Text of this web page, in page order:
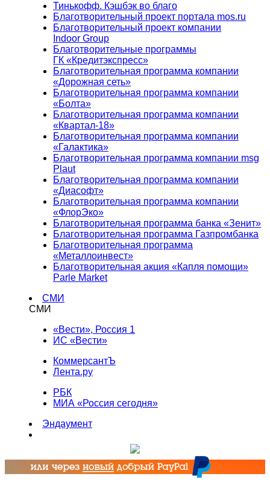
Тинькофф. Кэшбэк во благо
Благотворительный проект портала mos.ru
Благотворительный проект компании
Indoor Group
Благотворительные программы
ГК «Кредитэкспресс»
Благотворительная программа компании
«Дорожная сеть»
Благотворительная программа компании
«Болта»
Благотворительная программа компании
«Квартал-18»
Благотворительная программа компании
«Галактика»
Благотворительная программа компании msg
Plaut
Благотворительная программа компании
«Диасофт»
Благотворительная программа компании
«ФлорЭко»
Благотворительная программа банка «Зенит»
Благотворительная программа Газпромбанка
Благотворительная программа
«Металлоинвест»
Благотворительная акция «Капля помощи»
Parle Market
СМИ
СМИ
«Вести», Россия 1
ИС «Вести»
КоммерсантЪ
Лента.ру
РБК
МИА «Россия сегодня»
Эндаумент